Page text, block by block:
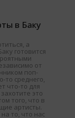
в Баку
а
готовится
от
поп-
то среднего,
что-то для
это
того, что в
артисты.
то, что нас